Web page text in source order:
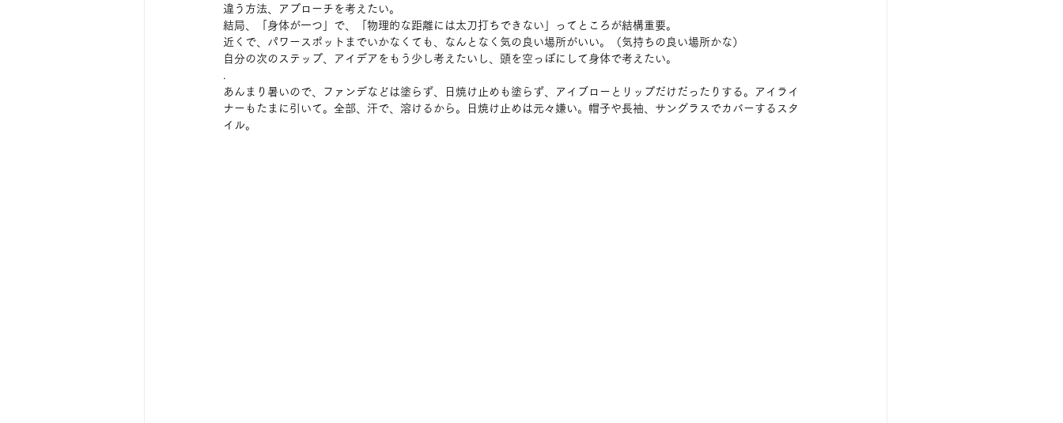
違う方法、アプローチを考えたい。
結局、「身体が一つ」で、「物理的な距離には太刀打ちできない」ってところが結構重要。
近くで、パワースポットまでいかなくても、なんとなく気の良い場所がいい。（気持ちの良い場所かな）
自分の次のステップ、アイデアをもう少し考えたいし、頭を空っぽにして身体で考えたい。
.
あんまり暑いので、ファンデなどは塗らず、日焼け止めも塗らず、アイブローとリップだけだったりする。アイライ
ナーもたまに引いて。全部、汗で、溶けるから。日焼け止めは元々嫌い。帽子や長袖、サングラスでカバーするスタ
イル。